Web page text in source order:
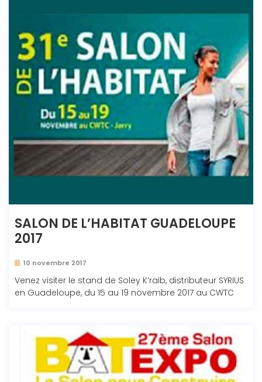
SALON DE L’HABITAT GUADELOUPE
2017
10 novembre 2017
Venez visiter le stand de Soley K’raïb, distributeur SYRIUS
en Guadeloupe, du 15 au 19 novembre 2017 au CWTC